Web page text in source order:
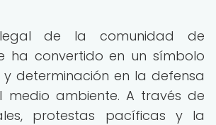
de la comunidad de
ha convertido en un símbolo
y determinación en la defensa
ambiente. A través de
protestas pacíficas y la